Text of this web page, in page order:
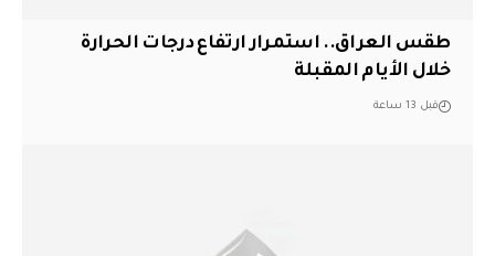
طقس العراق.. استمرار ارتفاع درجات الحرارة
خلال الأيام المقبلة
قبل 13 ساعة